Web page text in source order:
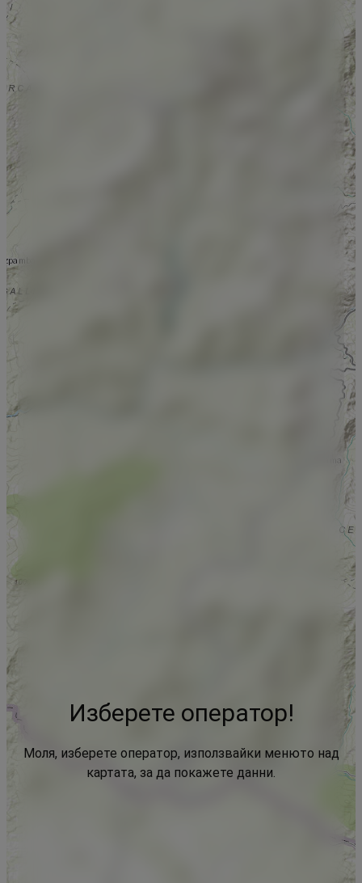
Изберете оператор!
Моля, изберете оператор, използвайки менюто над
картата, за да покажете данни.